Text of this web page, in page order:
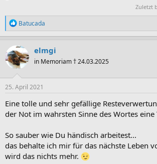
Zuletzt
R
e
a
k
t
i
o
n
e
:
Batucada
elmgi
in Memoriam † 24.03.2025
25. April 2021
Eine tolle und sehr gefällige
der Not im wahrsten Sinne des Wortes eine
So sauber wie Du händisch arbeitest...
das behalte ich mir für das nächste Leben
wird das nichts mehr.